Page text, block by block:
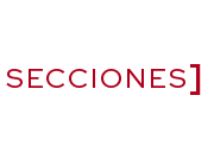
SECCIONES